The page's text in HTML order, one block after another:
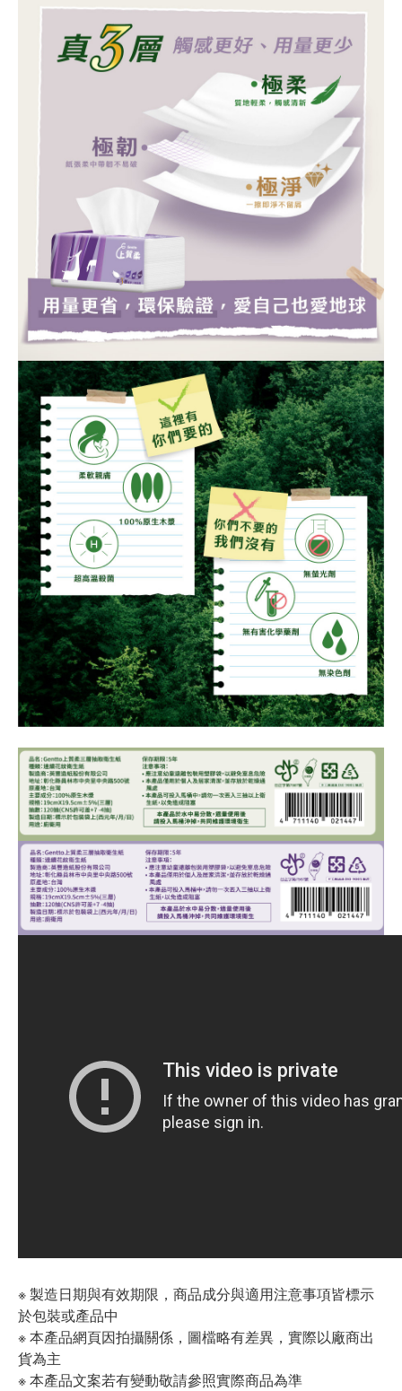
※ 製造日期與有效期限，商品成分與適用注意事項皆標示
於包裝或產品中
※ 本產品網頁因拍攝關係，圖檔略有差異，實際以廠商出
貨為主
※ 本產品文案若有變動敬請參照實際商品為準